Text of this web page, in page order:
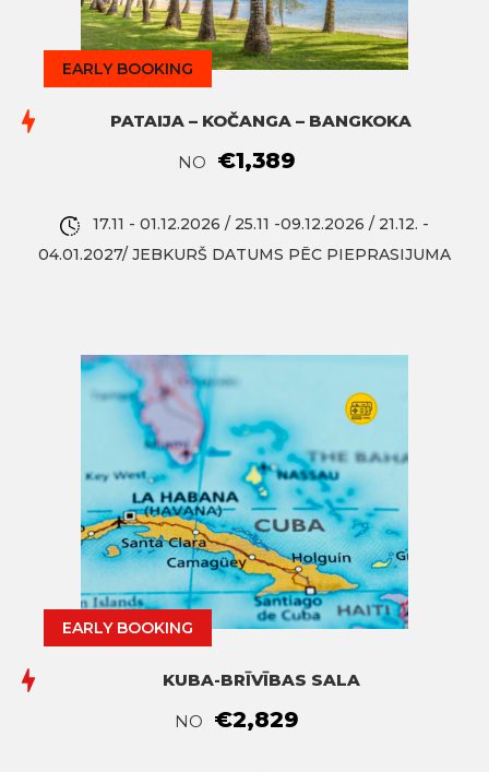
EARLY BOOKING
PATAIJA – KOČANGA – BANGKOKA
NO
€1,389
17.11 - 01.12.2026 / 25.11 -09.12.2026 / 21.12. -
04.01.2027/ JEBKURŠ DATUMS PĒC PIEPRASIJUMA
EARLY BOOKING
KUBA-BRĪVĪBAS SALA
NO
€2,829